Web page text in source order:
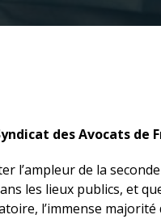
des Avocats de
l’ampleur de la
les lieux publics, et
l’immense